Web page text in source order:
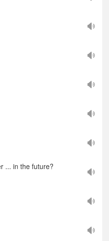
... in the future?